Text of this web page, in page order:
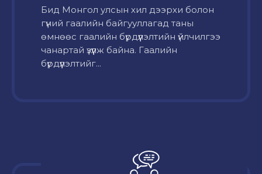
Бид Монгол улсын хил дээрхи болон
гүний гаалийн байгууллагад таны
өмнөөс гаалийн бүрдүүлэлтийн үйлчилгээ
чанартай үзүүлж байна. Гаалийн
бүрдүүлэлтийг...